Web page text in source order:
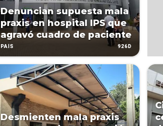
Denuncian supuesta mala
praxis en hospital IPS que
agravó cuadro de paciente
PAÍS 926D
Desmienten mala praxis